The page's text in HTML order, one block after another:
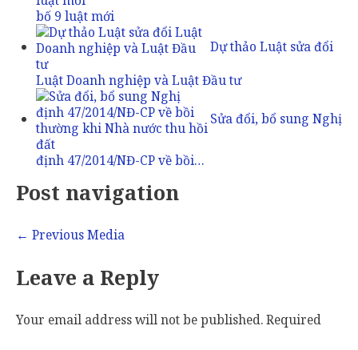
bố 9 luật mới
Dự thảo Luật sửa đổi
Luật Doanh nghiệp và Luật Đầu tư
Sửa đổi, bổ sung Nghị
định 47/2014/NĐ-CP về bồi…
Post navigation
← Previous Media
Leave a Reply
Your email address will not be published.Required